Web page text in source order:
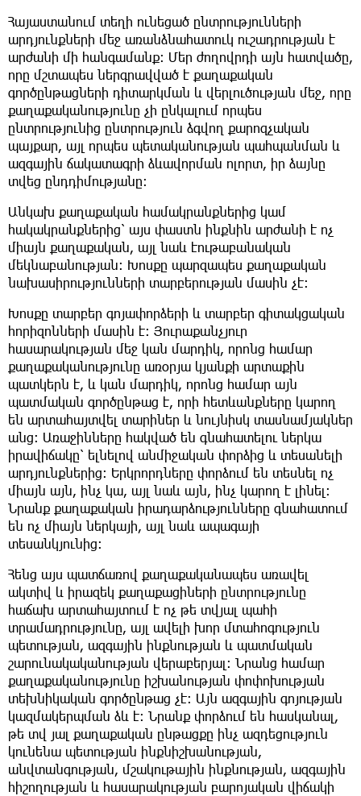
Հայաստանում տեղի ունեցած ընտրությունների
արդյունքների մեջ առանձնահատուկ ուշադրության է
արժանի մի հանգամանք։ Մեր ժողովրդի այն հատվածը,
որը մշտապես ներգրավված է քաղաքական
գործընթացների դիտարկման և վերլուծության մեջ, որը
քաղաքականությունը չի ընկալում որպես
ընտրությունից ընտրություն ձգվող քարոզչական
պայքար, այլ որպես պետականության պահպանման և
ազգային ճակատագրի ձևավորման ոլորտ, իր ձայնը
տվեց ընդդիմությանը։
Անկախ քաղաքական համակրանքներից կամ
հակակրանքներից՝ այս փաստն ինքնին արժանի է ոչ
միայն քաղաքական, այլ նաև էութաբանական
մեկնաբանության։ Խոսքը պարզապես քաղաքական
նախասիրությունների տարբերության մասին չէ։
Խոսքը տարբեր գոյափորձերի և տարբեր գիտակցական
հորիզոնների մասին է։ Յուրաքանչյուր
հասարակության մեջ կան մարդիկ, որոնց համար
քաղաքականությունը առօրյա կյանքի արտաքին
պատկերն է, և կան մարդիկ, որոնց համար այն
պատմական գործընթաց է, որի հետևանքները կարող
են արտահայտվել տարիներ և նույնիսկ տասնամյակներ
անց։ Առաջինները հակված են գնահատելու ներկա
իրավիճակը՝ ելնելով անմիջական փորձից և տեսանելի
արդյունքներից։ Երկրորդները փորձում են տեսնել ոչ
միայն այն, ինչ կա, այլ նաև այն, ինչ կարող է լինել։
Նրանք քաղաքական իրադարձությունները գնահատում
են ոչ միայն ներկայի, այլ նաև ապագայի
տեսանկյունից։
Հենց այս պատճառով քաղաքականապես առավել
ակտիվ և իրազեկ քաղաքացիների ընտրությունը
հաճախ արտահայտում է ոչ թե տվյալ պահի
տրամադրությունը, այլ ավելի խոր մտահոգություն
պետության, ազգային ինքնության և պատմական
շարունակականության վերաբերյալ։ Նրանց համար
քաղաքականությունը իշխանության փոփոխության
տեխնիկական գործընթաց չէ։ Այն ազգային գոյության
կազմակերպման ձև է։ Նրանք փորձում են հասկանալ,
թե տվ յալ քաղաքական ընթացքը ինչ ազդեցություն
կունենա պետության ինքնիշխանության,
անվտանգության, մշակութային ինքնության, ազգային
հիշողության և հասարակության բարոյական վիճակի